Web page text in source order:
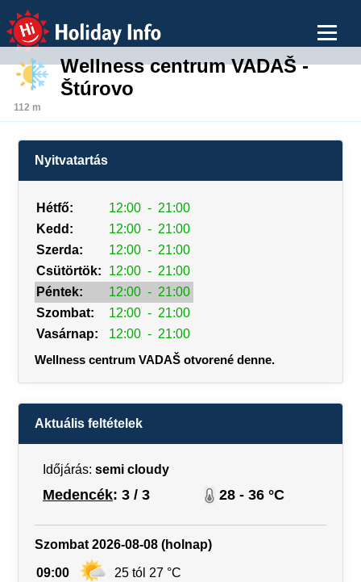
Holiday Info
Wellness centrum VADAŠ -
Štúrovo
112 m
Nyitvatartás
Hétfő: 12:00 - 21:00
Kedd:
12:00 - 21:00
Szerda:
12:00 - 21:00
Csütörtök:
12:00 - 21:00
Péntek:
12:00 - 21:00
Szombat:
12:00 - 21:00
Vasárnap:
12:00 - 21:00
Wellness centrum VADAŠ otvorené denne.
Aktuális feltételek
Időjárás: semi cloudy
Medencék: 3 / 3 28 - 36 °C
Szombat 2026-08-08 (holnap)
09:00 25 tól 27 °C